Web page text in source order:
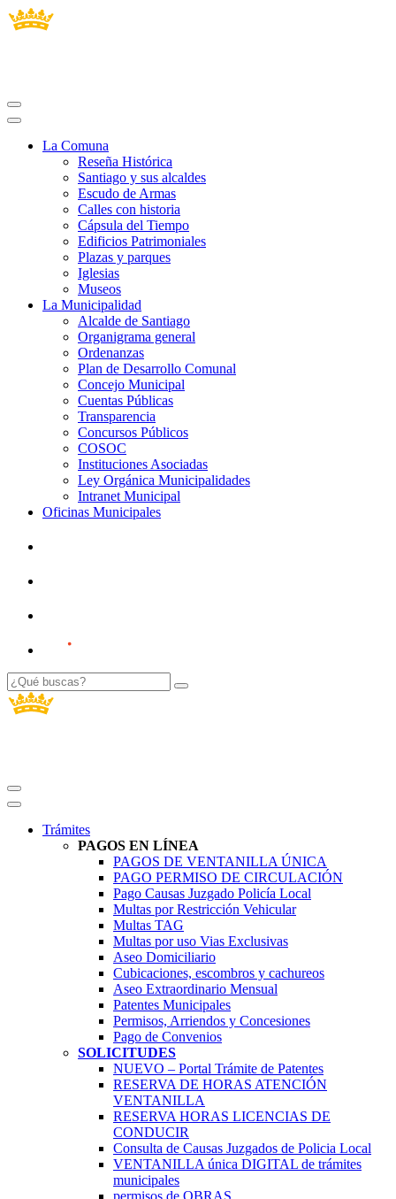
La Comuna
Reseña Histórica
Santiago y sus alcaldes
Escudo de Armas
Calles con historia
Cápsula del Tiempo
Edificios Patrimoniales
Plazas y parques
Iglesias
Museos
La Municipalidad
Alcalde de Santiago
Organigrama general
Ordenanzas
Plan de Desarrollo Comunal
Concejo Municipal
Cuentas Públicas
Transparencia
Concursos Públicos
COSOC
Instituciones Asociadas
Ley Orgánica Municipalidades
Intranet Municipal
Oficinas Municipales
Trámites
PAGOS EN LÍNEA
PAGOS DE VENTANILLA ÚNICA
PAGO PERMISO DE CIRCULACIÓN
Pago Causas Juzgado Policía Local
Multas por Restricción Vehicular
Multas TAG
Multas por uso Vias Exclusivas
Aseo Domiciliario
Cubicaciones, escombros y cachureos
Aseo Extraordinario Mensual
Patentes Municipales
Permisos, Arriendos y Concesiones
Pago de Convenios
SOLICITUDES
NUEVO – Portal Trámite de Patentes
RESERVA DE HORAS ATENCIÓN
VENTANILLA
RESERVA HORAS LICENCIAS DE
CONDUCIR
Consulta de Causas Juzgados de Policia Local
VENTANILLA única DIGITAL de trámites
municipales
permisos de OBRAS